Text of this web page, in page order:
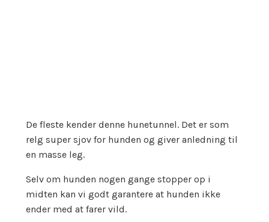
De fleste kender denne hunetunnel. Det er som
relg super sjov for hunden og giver anledning til
en masse leg.
Selv om hunden nogen gange stopper op i
midten kan vi godt garantere at hunden ikke
ender med at farer vild.